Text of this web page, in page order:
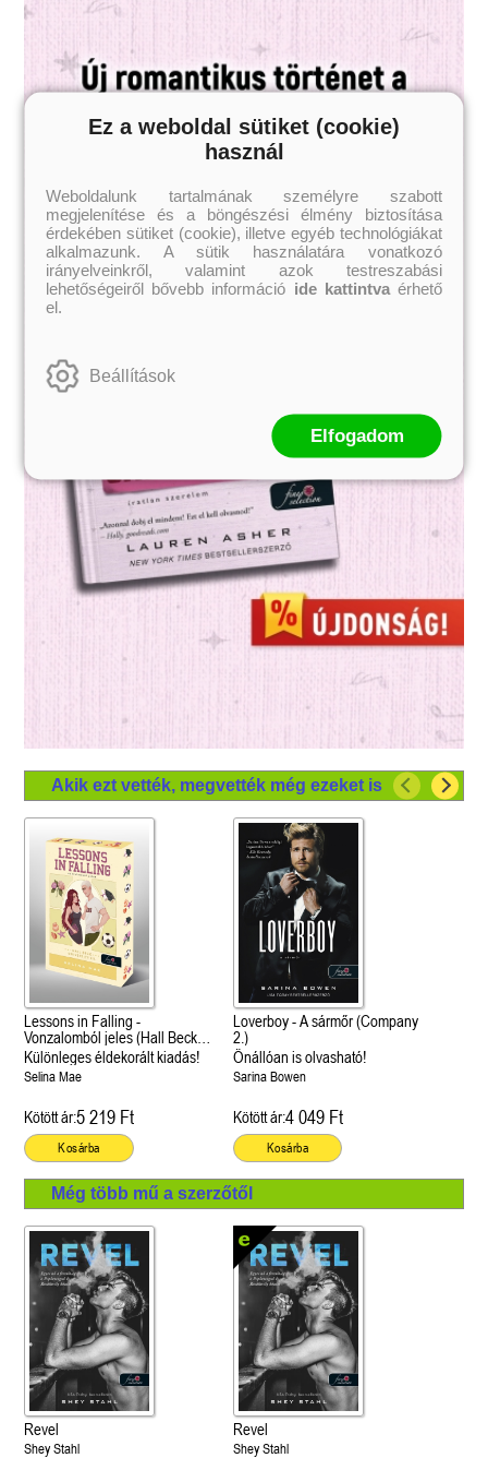
Akik ezt vették, megvették még ezeket is
Lessons in Falling -
Vonzalomból jeles (Hall Beck
University 3.)
Különleges éldekorált kiadás!
Selina Mae
Kötött ár:5 219 Ft
Kosárba
Loverboy - A sármőr (Company
2.)
Önállóan is olvasható!
Sarina Bowen
Kötött ár:4 049 Ft
Kosárba
Még több mű a szerzőtől
Revel
Shey Stahl
Revel
Shey Stahl
Ez a weboldal sütiket (cookie)
használ
Weboldalunk tartalmának személyre szabott
megjelenítése és a böngészési élmény biztosítása
érdekében sütiket (cookie), illetve egyéb technológiákat
alkalmazunk. A sütik használatára vonatkozó
irányelveinkről, valamint azok testreszabási
lehetőségeiről bővebb információ ide kattintvaérhető
el.
Beállítások
Elfogadom